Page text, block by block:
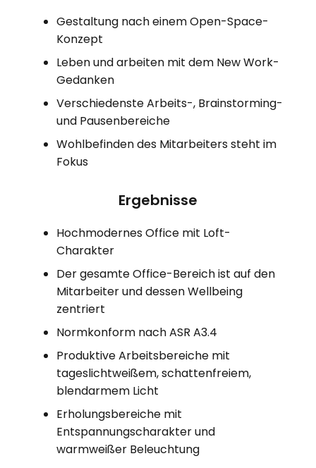
Gestaltung nach einem Open-Space-
Konzept
Leben und arbeiten mit dem New Work-
Gedanken
Verschiedenste Arbeits-, Brainstorming-
und Pausenbereiche
Wohlbefinden des Mitarbeiters steht im
Fokus
Ergebnisse
Hochmodernes Office mit Loft-
Charakter
Der gesamte Office-Bereich ist auf den
Mitarbeiter und dessen Wellbeing
zentriert
Normkonform nach ASR A3.4
Produktive Arbeitsbereiche mit
tageslichtweißem, schattenfreiem,
blendarmem Licht
Erholungsbereiche mit
Entspannungscharakter und
warmweißer Beleuchtung